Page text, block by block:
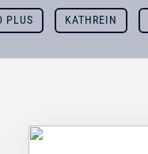
PLUS KATHREIN